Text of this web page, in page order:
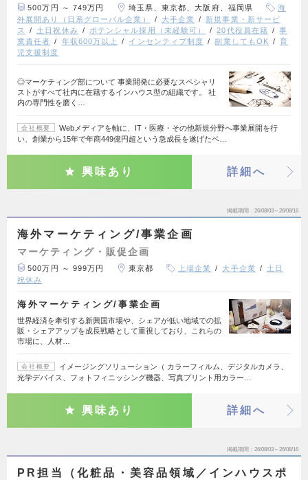
500万円 ～ 749万円 埼玉県、東京都、大阪府、福岡県
海
外展開あり（日系グローバル企業）
大手企業
新規事業・新サービ
ス
土日祝休み ポテンシャル採用（未経験可） 20代役員在籍
事
業責任者
年収600万以上 インセンティブ制度 副業してもOK
育
児支援制度
◎マーケティング部について 事業開発に必要なスペシャリ
ストがすべて社内に在籍するインハウス型の組織です。 社
内の専門性を磨く…
会社概要
Webメディアを軸に、IT・医療・その他新規分野へ事業展開を行
い、創業から15年で年商449億円超という急成長を遂げたベ…
興味あり 詳細へ
掲載期間 26/08/03～26/08/16
海外マーケティング/事業企画
マーケティング・販促企画
500万円 ～ 999万円 東京都 上場企業 大手企業
土日
祝休み
海外マーケティング/事業企画
世界経済を牽引する新興国市場や、シェアが低い地域での拡
販・シェアアップを成長戦略として重視しており、これらの
市場に、人材…
会社概要
イメージングソリューション（ カラーフィルム、デジタルカメラ、
光学デバイス、フォトフィニッシング機器、写真プリント用カラー…
興味あり 詳細へ
掲載期間 26/08/03～26/08/16
PR担当（化粧品・美容品領域／インハウスポ